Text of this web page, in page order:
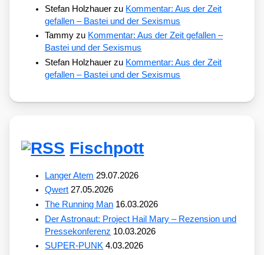
Stefan Holzhauer zu Kommentar: Aus der Zeit
gefallen – Bastei und der Sexismus
Tammy zu Kommentar: Aus der Zeit gefallen –
Bastei und der Sexismus
Stefan Holzhauer zu Kommentar: Aus der Zeit
gefallen – Bastei und der Sexismus
Fischpott
Langer Atem 29.07.2026
Qwert 27.05.2026
The Running Man 16.03.2026
Der Astronaut: Project Hail Mary – Rezension und
Pressekonferenz 10.03.2026
SUPER-PUNK 4.03.2026